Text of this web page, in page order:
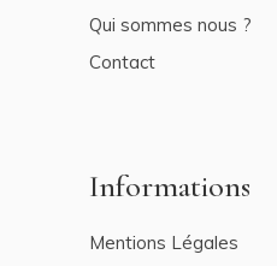
Qui sommes nous ?
Contact
Informations
Mentions Légales